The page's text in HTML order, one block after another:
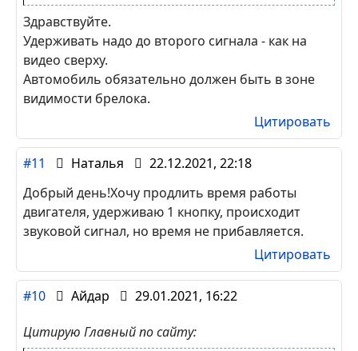
Здравствуйте.
Удерживать надо до второго сигнала - как на
видео сверху.
Автомобиль обязательно должен быть в зоне
видимости брелока.
Цитировать
#11 Наталья
22.12.2021, 22:18
Добрый день!Хочу продлить время работы
двигателя, удерживаю 1 кнопку, происходит
звуковой сигнал, но время не прибавляется.
Цитировать
#10 Айдар 29.01.2021, 16:22
Цитирую Главный по сайту: